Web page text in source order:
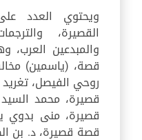
ويحتوي العدد
القصيرة،
والمبدعين العرب،
قصة، (ياسمين)
روحي الفيصل،
قصيرة، محمد
قصيرة، منى بدوي
قصة قصيرة، د. بن